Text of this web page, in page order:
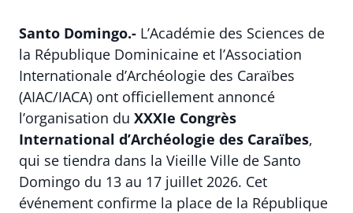
Santo Domingo.- L’Académie des Sciences de
la République Dominicaine et l’Association
Internationale d’Archéologie des Caraïbes
(AIAC/IACA) ont officiellement annoncé
l’organisation du XXXIe Congrès
International d’Archéologie des Caraïbes,
qui se tiendra dans la Vieille Ville de Santo
Domingo du 13 au 17 juillet 2026. Cet
événement confirme la place de la République